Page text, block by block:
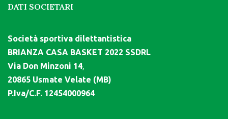
DATI SOCIETARI
Società sportiva dilettantistica
BRIANZA CASA BASKET 2022 SSDRL
Via Don Minzoni 14,
20865 Usmate Velate (MB)
P.Iva/C.F. 12454000964